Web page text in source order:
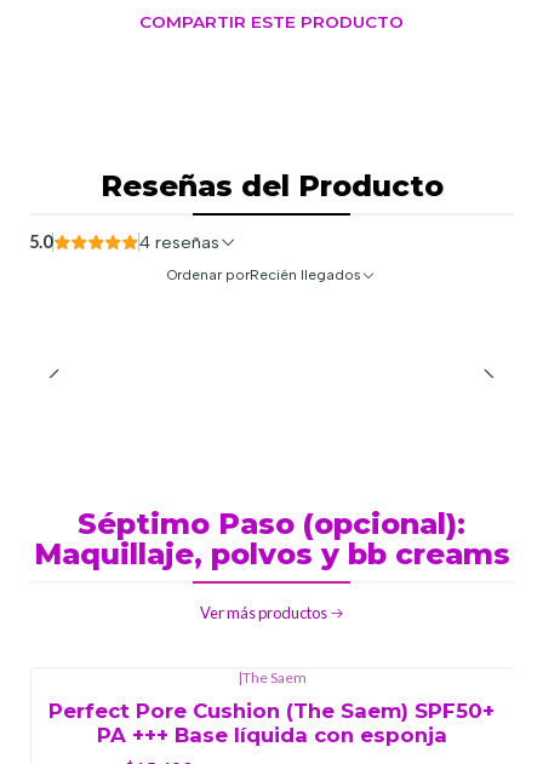
COMPARTIR ESTE PRODUCTO
Reseñas del Producto
5.0 4 reseñas
Ordenar porRecién llegados
Séptimo Paso (opcional):
Maquillaje, polvos y bb creams
Ver más productos
|The Saem
Perfect Pore Cushion (The Saem) SPF50+
PA +++ Base líquida con esponja